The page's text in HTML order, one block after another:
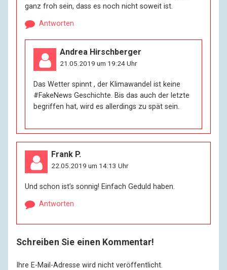
ganz froh sein, dass es noch nicht soweit ist.
Antworten
Andrea Hirschberger
21.05.2019 um 19:24 Uhr
Das Wetter spinnt , der Klimawandel ist keine
#FakeNews Geschichte. Bis das auch der letzte
begriffen hat, wird es allerdings zu spät sein.
Frank P.
22.05.2019 um 14:13 Uhr
Und schon ist’s sonnig! Einfach Geduld haben.
Antworten
Schreiben Sie einen Kommentar!
Ihre E-Mail-Adresse wird nicht veröffentlicht.